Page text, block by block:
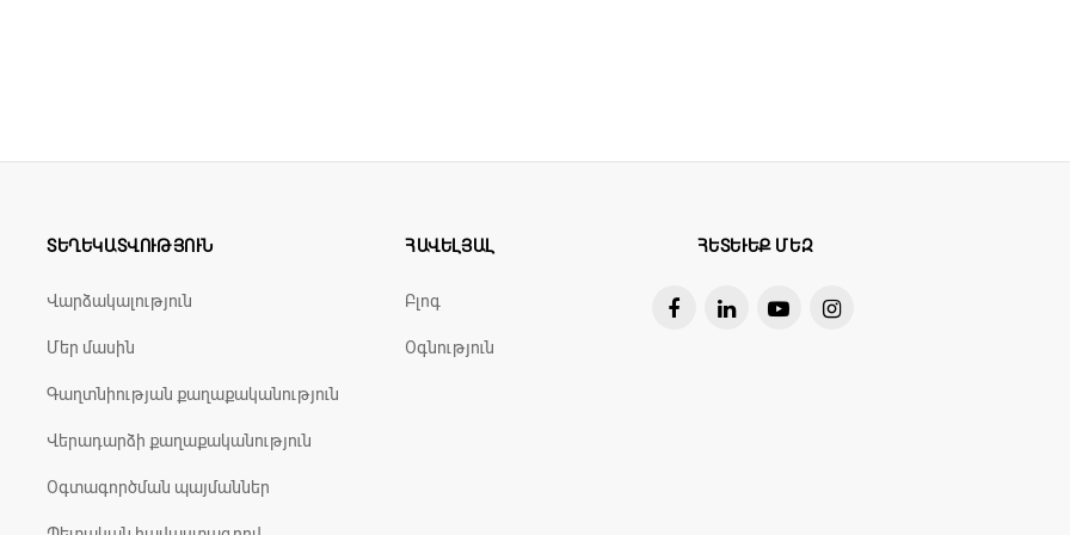
ոտնաթաթի ողջ մակերեսի վրա:
համար
5% բնական կաշի
ՏԵՂԵԿԱՏՎՈՒԹՅՈՒՆ
Վարձակալություն
Մեր մասին
Գաղտնիության քաղաքականություն
Վերադարձի քաղաքականություն
Օգտագործման պայմաններ
ՀԱՎԵԼՅԱԼ
Բլոգ
Օգնություն
ՀԵՏԵՒԵՔ ՄԵԶ